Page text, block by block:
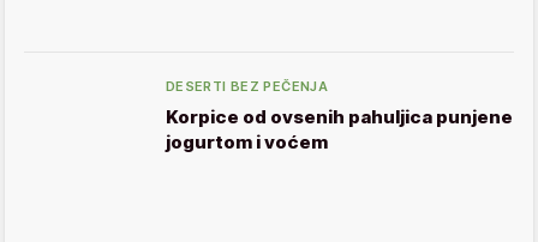
DESERTI BEZ PEČENJA
Korpice od ovsenih pahuljica punjene
jogurtom i voćem